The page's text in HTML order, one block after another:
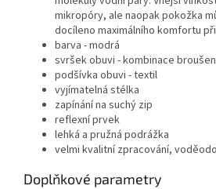
mikropóry, ale naopak pokožka
docíleno maximálního komfortu
barva - modrá
svršek obuvi - kombinace
podšívka obuvi - textil
vyjímatelná stélka
zapínání na suchý zip
reflexní prvek
lehká a pružná podrážka
velmi kvalitní zpracování,
Doplňkové parametry